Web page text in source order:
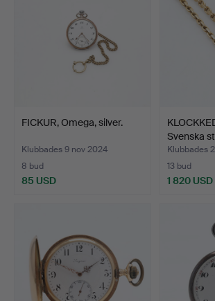
FICKUR, Omega, silver.
Klubbades 9 nov 2024
8 bud
85 USD
Svenska
Klubbades
13 bud
1 820 USD